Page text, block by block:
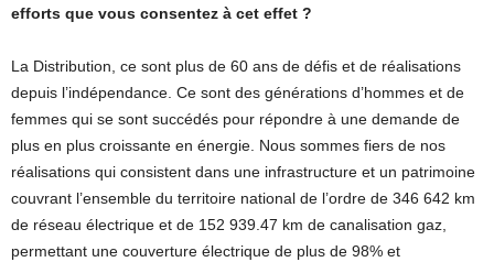
efforts que vous consentez à cet effet ?
La Distribution, ce sont plus de 60 ans de défis et de réalisations
depuis l’indépendance. Ce sont des générations d’hommes et de
femmes qui se sont succédés pour répondre à une demande de
plus en plus croissante en énergie. Nous sommes fiers de nos
réalisations qui consistent dans une infrastructure et un patrimoine
couvrant l’ensemble du territoire national de l’ordre de 346 642 km
de réseau électrique et de 152 939.47 km de canalisation gaz,
permettant une couverture électrique de plus de 98% et